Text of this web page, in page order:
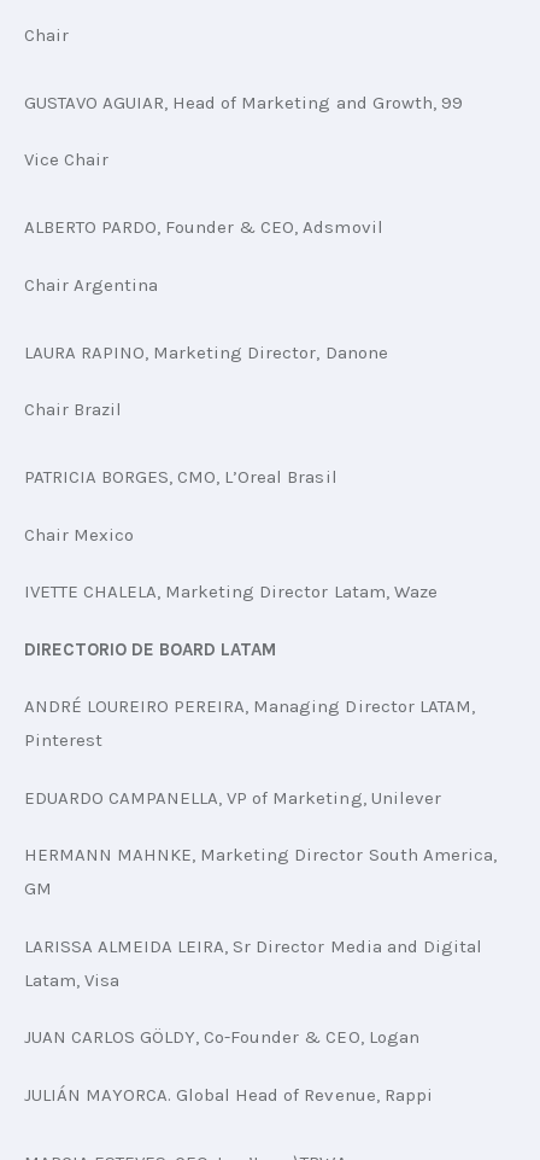
Chair
GUSTAVO AGUIAR, Head of Marketing and Growth, 99
Vice Chair
ALBERTO PARDO, Founder & CEO, Adsmovil
Chair Argentina
LAURA RAPINO, Marketing Director, Danone
Chair Brazil
PATRICIA BORGES, CMO, L’Oreal Brasil
Chair Mexico
IVETTE CHALELA, Marketing Director Latam, Waze
DIRECTORIO DE BOARD LATAM
ANDRÉ LOUREIRO PEREIRA, Managing Director LATAM,
Pinterest
EDUARDO CAMPANELLA, VP of Marketing, Unilever
HERMANN MAHNKE, Marketing Director South America,
GM
LARISSA ALMEIDA LEIRA, Sr Director Media and Digital
Latam, Visa
JUAN CARLOS GÖLDY, Co-Founder & CEO, Logan
JULIÁN MAYORCA. Global Head of Revenue, Rappi